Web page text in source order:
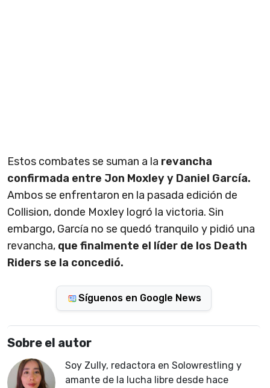
Estos combates se suman a la revancha
confirmada entre Jon Moxley y Daniel García.
Ambos se enfrentaron en la pasada edición de
Collision, donde Moxley logró la victoria. Sin
embargo, García no se quedó tranquilo y pidió una
revancha, que finalmente el líder de los Death
Riders se la concedió.
Síguenos en Google News
Sobre el autor
Soy Zully, redactora en Solowrestling y
amante de la lucha libre desde hace